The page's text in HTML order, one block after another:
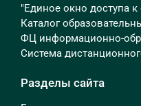
"Единое окно доступа
Каталог
ФЦ информационно-
Система
Разделы сайта